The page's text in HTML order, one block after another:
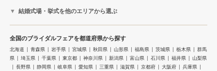
結婚式場・挙式を他のエリアから選ぶ
全国のブライダルフェアを都道府県から探す
北海道 青森県 岩手県 宮城県 秋田県 山形県 福島県 茨城県 栃木県
群馬
県
埼玉県 千葉県 東京都 神奈川県 新潟県 富山県 石川県 福井県
山梨県
長野県
静岡県 岐阜県 愛知県 三重県 滋賀県 京都府 大阪府
兵庫県